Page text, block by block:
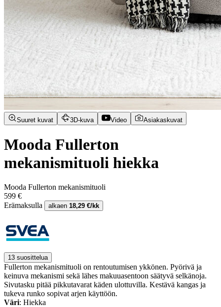
Suuret kuvat 3D-kuva Video Asiakaskuvat
Mooda Fullerton
mekanismituoli hiekka
Mooda Fullerton mekanismituoli
599 €
Erämaksulla
alkaen 18,29 €/kk
13 suosittelua
Fullerton mekanismituoli on rentoutumisen ykkönen. Pyörivä ja
keinuva mekanismi sekä lähes makuuasentoon säätyvä selkänoja.
Sivutasku pitää pikkutavarat käden ulottuvilla. Kestävä kangas ja
tukeva runko sopivat arjen käyttöön.
Väri: Hiekka